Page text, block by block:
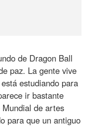
de Dragon Ball
paz. La gente vive
estudiando para
ir bastante
Mundial de artes
para que un antiguo